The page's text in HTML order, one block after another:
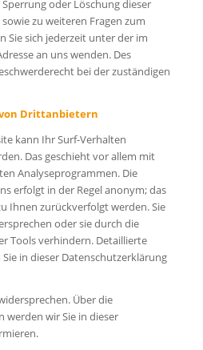
oder Löschung dieser
zu weiteren Fragen zum
Sie sich jederzeit unter der im
an uns wenden. Des
bei der zuständigen
von Drittanbietern
kann Ihr Surf-Verhalten
Das geschieht vor allem mit
Analyseprogrammen. Die
erfolgt in der Regel anonym; das
Ihnen zurückverfolgt werden. Sie
oder sie durch die
Tools verhindern. Detaillierte
in dieser Datenschutzerklärung
Über die
werden wir Sie in dieser